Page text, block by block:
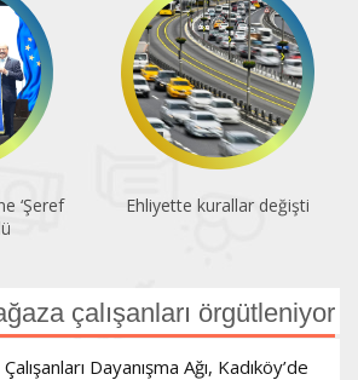
‘Şeref
Ehliyette kurallar değişti
çalışanları örgütleniyor
Dayanışma Ağı, Kadıköy’de